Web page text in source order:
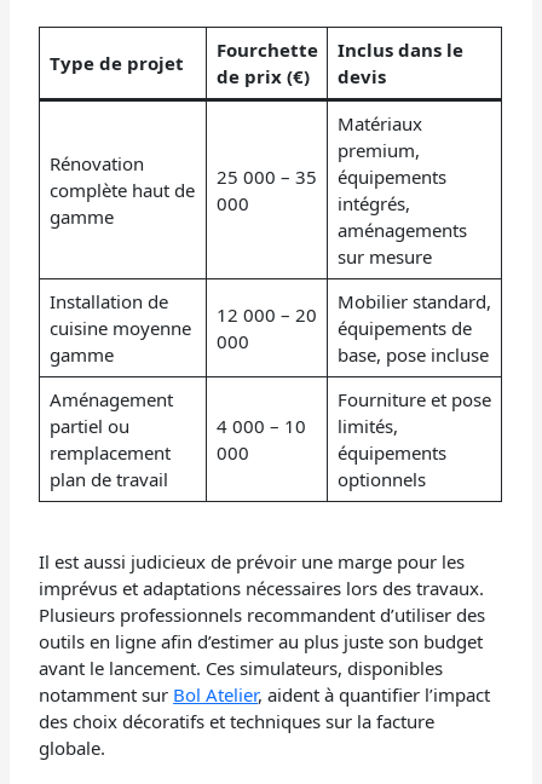
Type de projet
Fourchette
de prix (€)
Inclus dans le
devis
Rénovation
complète haut de
gamme
25 000 – 35
000
Matériaux
premium,
équipements
intégrés,
aménagements
sur mesure
Installation de
cuisine moyenne
gamme
12 000 – 20
000
Mobilier standard,
équipements de
base, pose incluse
Aménagement
partiel ou
remplacement
plan de travail
4 000 – 10
000
Fourniture et pose
limités,
équipements
optionnels
Il est aussi judicieux de prévoir une marge pour les
imprévus et adaptations nécessaires lors des travaux.
Plusieurs professionnels recommandent d’utiliser des
outils en ligne afin d’estimer au plus juste son budget
avant le lancement. Ces simulateurs, disponibles
notamment sur Bol Atelier, aident à quantifier l’impact
des choix décoratifs et techniques sur la facture
globale.